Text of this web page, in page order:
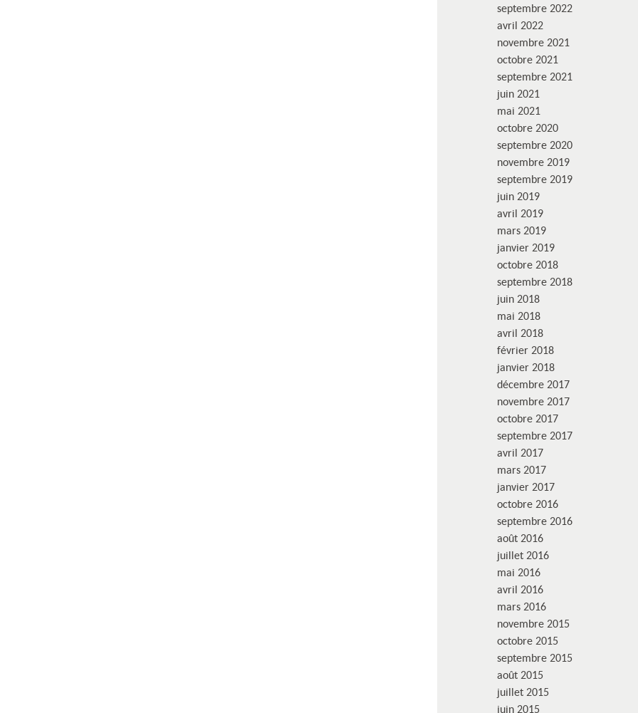
septembre 2022
avril 2022
novembre 2021
octobre 2021
septembre 2021
juin 2021
mai 2021
octobre 2020
septembre 2020
novembre 2019
septembre 2019
juin 2019
avril 2019
mars 2019
janvier 2019
octobre 2018
septembre 2018
juin 2018
mai 2018
avril 2018
février 2018
janvier 2018
décembre 2017
novembre 2017
octobre 2017
septembre 2017
avril 2017
mars 2017
janvier 2017
octobre 2016
septembre 2016
août 2016
juillet 2016
mai 2016
avril 2016
mars 2016
novembre 2015
octobre 2015
septembre 2015
août 2015
juillet 2015
juin 2015